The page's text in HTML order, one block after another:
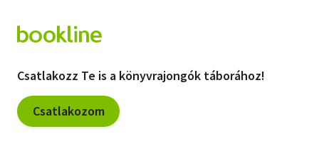
Csatlakozz Te is a könyvrajongók táborához!
Csatlakozom